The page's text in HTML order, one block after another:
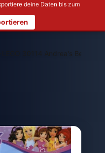
deine Daten bis zum
LEGO 30114 Andrea's Beach